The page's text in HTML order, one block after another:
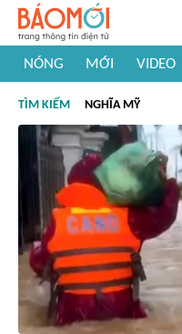
NÓNG MỚI VIDEO
#Khám phá thế giới
TÌM KIẾM NGHĨA MỸ